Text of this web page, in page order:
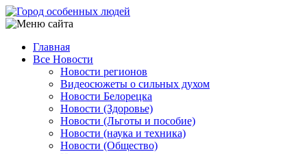
Перейти
к
содержанию
Main
navigation
Главная
Все Новости
Новости регионов
Видеосюжеты о сильных духом
Новости Белорецка
Новости (Здоровье)
Новости (Льготы и пособие)
Новости (наука и техника)
Новости (Общество)